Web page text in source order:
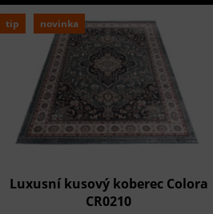
tip novinka
Luxusní kusový koberec Colora
CR0210